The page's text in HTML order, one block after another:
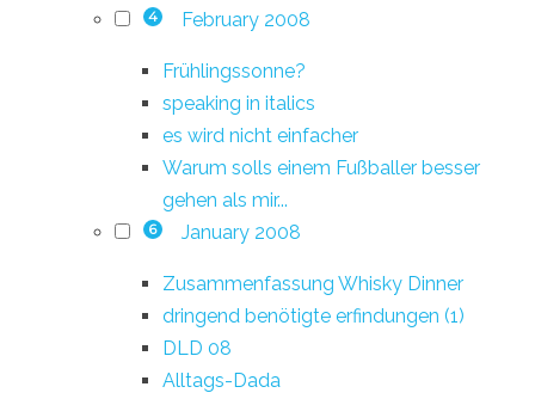
4 February 2008
Frühlingssonne?
speaking in italics
es wird nicht einfacher
Warum solls einem Fußballer besser
gehen als mir...
6 January 2008
Zusammenfassung Whisky Dinner
dringend benötigte erfindungen (1)
DLD 08
Alltags-Dada